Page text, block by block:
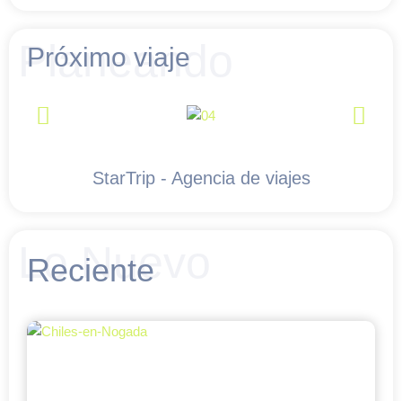
Planeando
Próximo viaje
StarTrip - Agencia de viajes
Lo Nuevo
Reciente